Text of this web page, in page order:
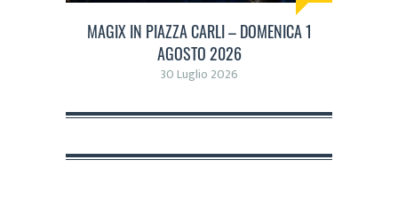
MAGIX IN PIAZZA CARLI – DOMENICA 1
AGOSTO 2026
30 Luglio 2026